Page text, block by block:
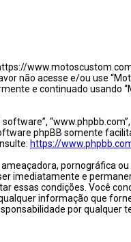
não acesse e/ou use
e continuado usando
phpBB somente
https://
pornográfica
imediatamente e
condições. Você
informação que
por